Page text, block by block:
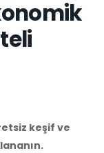
keşif ve